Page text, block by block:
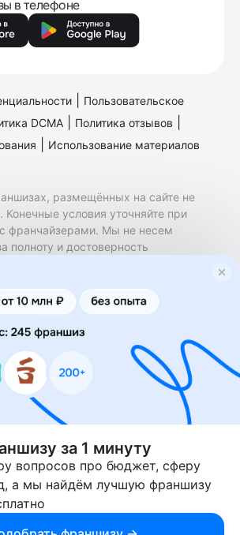
в телефоне
Пользовательское
DCMA Политика отзывов
Использование материалов
размещённых на сайте не
Конечные условия уточняйте при
франчайзерами. Мы не несем
полноту и достоверность
Заключение договоров
(франчайзинга) осуществляется
их представителями. Бизнесменс.ру
или представителем
не несет ответственность за условия
и действия лиц,
основании информации, имеющейся
через него. За достоверность
несет ответственность
ИП Богомолов Ю. А. ИНН
гиперссылка на businessmens.ru
за 1 минуту
вопросов про бюджет, сферу
а мы найдём лучшую франшизу